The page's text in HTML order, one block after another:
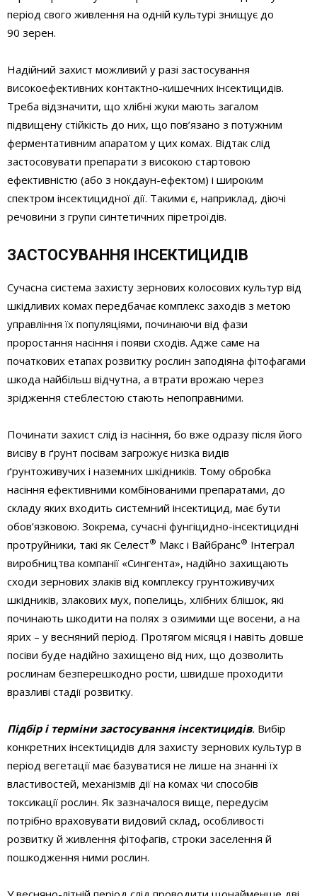
період свого живлення на одній культурі знищує до
90 зерен.
Надійний захист можливий у разі застосування
високоефективних контактно-кишечних інсектицидів.
Треба відзначити, що хлібні жуки мають загалом
підвищену стійкість до них, що пов’язано з потужним
ферментативним апаратом у цих комах. Відтак слід
застосовувати препарати з високою стартовою
ефективністю (або з нокдаун-ефектом) і широким
спектром інсектицидної дії. Такими є, наприклад, діючі
речовини з групи синтетичних піретроїдів.
ЗАСТОСУВАННЯ ІНСЕКТИЦИДІВ
Сучасна система захисту зернових колосових культур від
шкідливих комах передбачає комплекс заходів з метою
управління їх популяціями, починаючи від фази
проростання насіння і появи сходів. Адже саме на
початкових етапах розвитку рослин заподіяна фітофагами
шкода найбільш відчутна, а втрати врожаю через
зрідження стеблестою стають непоправними.
Починати захист слід із насіння, бо вже одразу після його
висіву в ґрунт посівам загрожує низка видів
ґрунтоживучих і наземних шкідників. Тому обробка
насіння ефективними комбінованими препаратами, до
складу яких входить системний інсектицид, має бути
обов’язковою. Зокрема, сучасні фунгіцидно-інсектицидні
протруйники, такі як Селест® Макс і Вайбранс® Інтеграл
виробництва компанії «Сингента», надійно захищають
сходи зернових злаків від комплексу грунтоживучих
шкідників, злакових мух, попелиць, хлібних блішок, які
починають шкодити на полях з озимими ще восени, а на
ярих – у весняний період. Протягом місяця і навіть довше
посіви буде надійно захищено від них, що дозволить
рослинам безперешкодно рости, швидше проходити
вразливі стадії розвитку.
Підбір і терміни застосування інсектицидів. Вибір
конкретних інсектицидів для захисту зернових культур в
період вегетації має базуватися не лише на знанні їх
властивостей, механізмів дії на комах чи способів
токсикації рослин. Як зазначалося вище, передусім
потрібно враховувати видовий склад, особливості
розвитку й живлення фітофагів, строки заселення й
пошкодження ними рослин.